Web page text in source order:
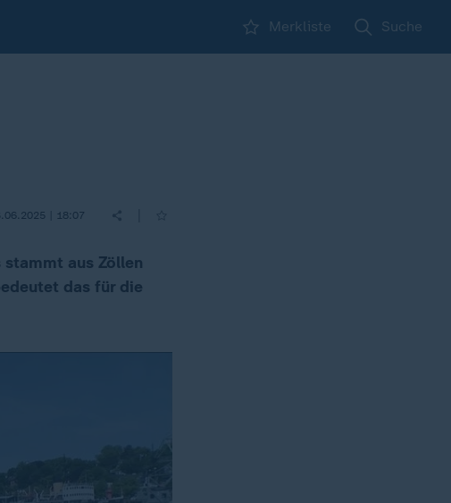
Merkliste Suche
| 18:07
aus Zöllen
das für die